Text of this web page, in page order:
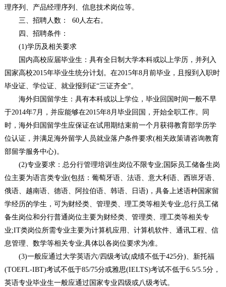
理序列、产品经理序列、信息技术岗位等。
三、招聘人数： 60人左右。
四、招聘条件：
(1)学历及相关要求
国内高校应届毕业生：具有全日制大学本科或以上学历，并列入
国家高校2015年毕业生统分计划。在2015年8月前毕业，且报到入职时
毕业证、学位证、就业报到证“三证齐全”。
海外归国留学生：具有本科或以上学位，毕业回国时间一般不早
于2014年7月，并应能够在2015年8月毕业回国，开始全职工作。同
时，海外归国留学生应保证在试用期结束前一个月获得教育部学历学
位认证，并满足海外留学人员就业落户条件要求(相关政策请咨询教育
部留学服务中心)。
(2)专业要求：总分行管理培训生岗位不限专业;国际员工储备生岗
位主要为语言类专业(包括：葡萄牙语、法语、意大利语、西班牙语、
俄语、越南语、德语、阿拉伯语、韩语、日语)，具备上述语种国家留
学经历的学生，可为财经类、管理类、理工类等相关专业;总行员工储
备生岗位和分行普通岗位主要为财经类、管理类、理工类等相关专
业;IT类岗位所需专业主要为计算机应用、计算机软件、通讯工程、信
息管理、数学等相关专业;具体以各岗位要求为准。
(3)一般应通过大学英语六/四级考试(成绩不低于425分)、新托福
(TOEFL-IBT)考试不低于85/75分或雅思(IELTS)考试不低于6.5/5.5分，
英语专业毕业生一般应通过国家专业四级或八级考试。